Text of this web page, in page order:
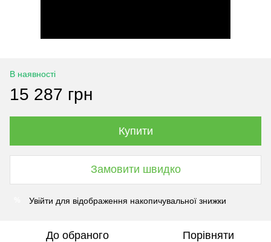
В наявності
15 287 грн
Купити
Замовити швидко
Увійти для відображення накопичувальної знижки
До обраного Порівняти